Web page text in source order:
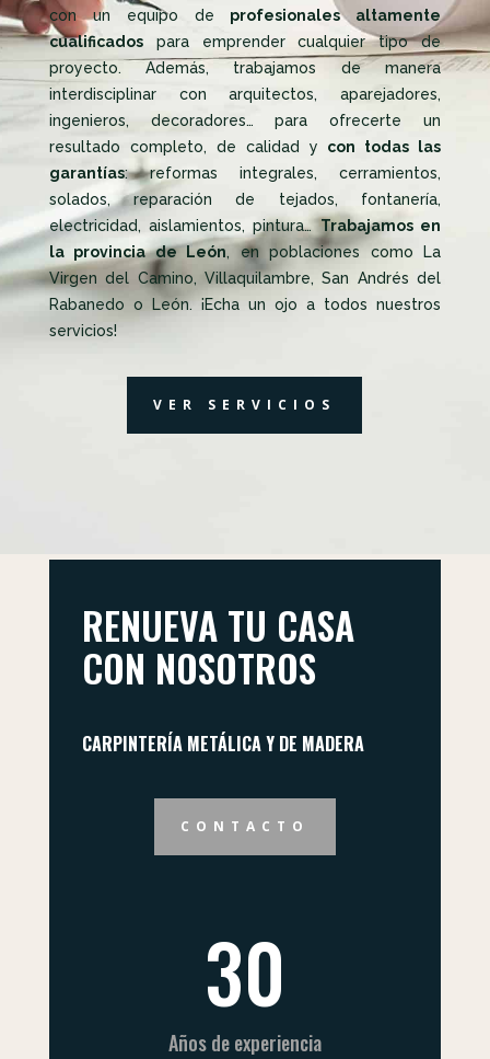
con un equipo de profesionales altamente
cualificadospara emprender cualquier tipo de
proyecto. Además, trabajamos de manera
interdisciplinar con arquitectos, aparejadores,
ingenieros, decoradores… para ofrecerte un
resultado completo, de calidad y con todas las
garantías: reformas integrales, cerramientos,
solados, reparación de tejados, fontanería,
electricidad, aislamientos, pintura… Trabajamos en
la provincia de León, en poblaciones como La
Virgen del Camino, Villaquilambre, San Andrés del
Rabanedo o León. ¡Echa un ojo a todos nuestros
servicios!
VER SERVICIOS
RENUEVA TU CASA
CON NOSOTROS
CARPINTERÍA METÁLICA Y DE MADERA
CONTACTO
30
Años de experiencia